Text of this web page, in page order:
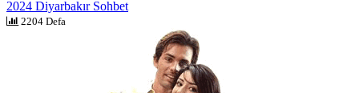
2024 Diyarbakır Sohbet
2204 Defa